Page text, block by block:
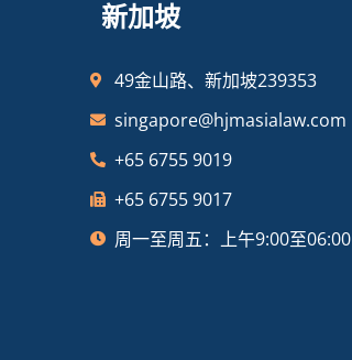
新加坡
49金山路、新加坡239353
singapore@hjmasialaw.com
+65 6755 9019
+65 6755 9017
周一至周五：上午9:00至06:00